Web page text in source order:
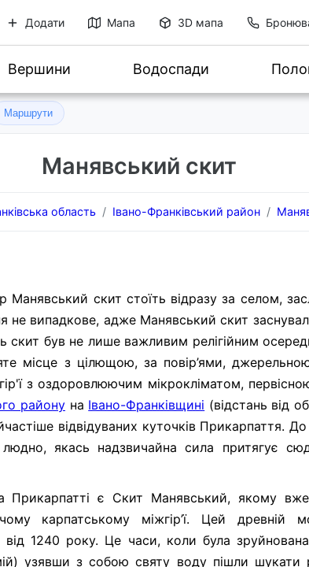
Додати Мапа 3D мапа
Вершини Водоспади
Маршрути
Манявський скит
область Івано-Франківський район
скит стоїть відразу за селом,
не випадкове, адже Манявський скит
скит був не лише важливим релігійним
місце з цілющою, за повір’ями,
з оздоровлюючим мікрокліматом,
району на Івано-Франківщині (відстань від
відвідуваних куточків Прикарпаття.
якась надзвичайна сила притягує
Прикарпатті є Скит Манявський, якому
карпатському міжгір’ї. Цей древній
1240 року. Це часи, коли була
узявши з собою святу воду пішли шукати